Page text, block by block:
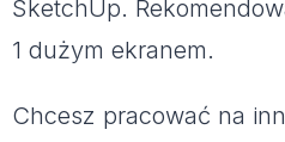
SketchUp.
1 dużym ekranem.
Chcesz pracować na